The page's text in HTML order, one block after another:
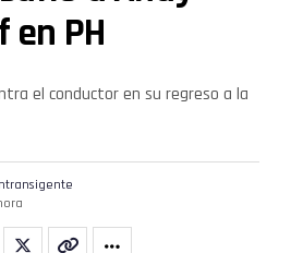
PH
el conductor en su regreso a la